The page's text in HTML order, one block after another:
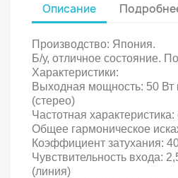
Описание
Производство: Япония.
Б/у, отличное состояние.
Характеристики:
Выходная мощность: 50 Вт
(стерео)
Частотная
Общее гармоническое
Коэффициент затухания:
Чувствительность входа:
(линия)